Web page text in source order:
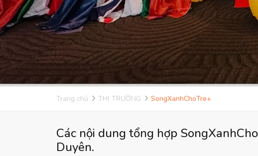
Trang chủ THỊ TRƯỜNG SongXanhChoTre+
Các nội dung tổng hợp
Duyên.